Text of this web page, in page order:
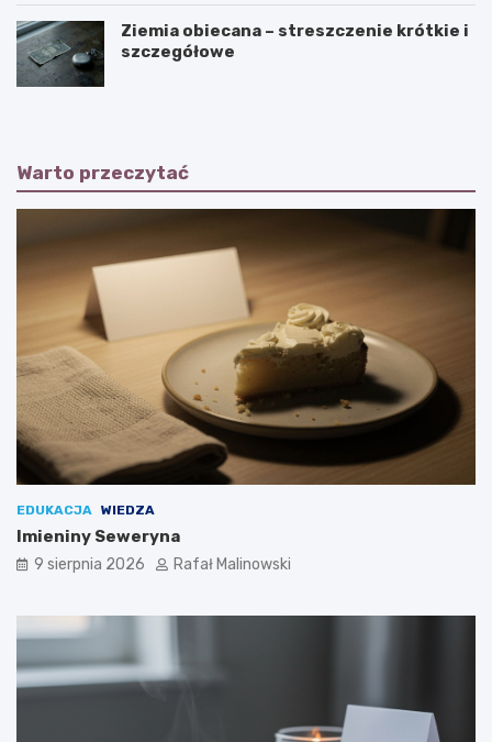
Ziemia obiecana – streszczenie krótkie i
szczegółowe
Warto przeczytać
EDUKACJA WIEDZA
Imieniny Seweryna
9 sierpnia 2026 Rafał Malinowski